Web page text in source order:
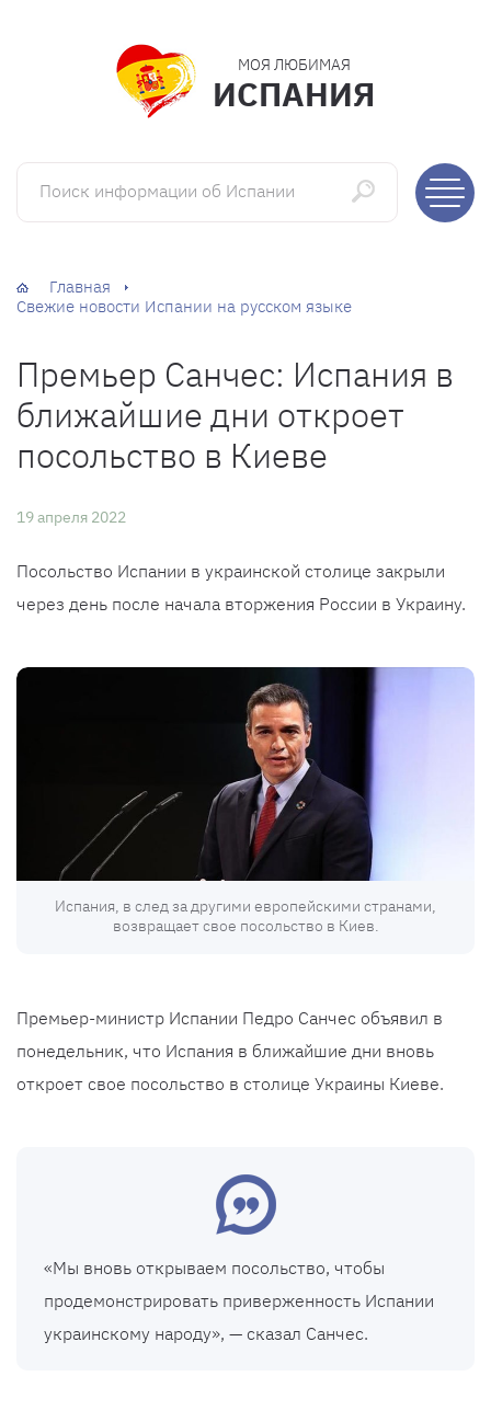
МОЯ ЛЮБИМАЯ
ИСПАНИЯ
Поиск информации об Испании
Главная
Свежие новости Испании на русском языке
Премьер Санчес: Испания в
ближайшие дни откроет
посольство в Киеве
19 апреля 2022
Посольство Испании в украинской столице закрыли
через день после начала вторжения России в Украину.
Испания, в след за другими европейскими странами,
возвращает свое посольство в Киев.
Премьер-министр Испании Педро Санчес объявил в
понедельник, что Испания в ближайшие дни вновь
откроет свое посольство в столице Украины Киеве.
«Мы вновь открываем посольство, чтобы
продемонстрировать приверженность Испании
украинскому народу», — сказал Санчес.